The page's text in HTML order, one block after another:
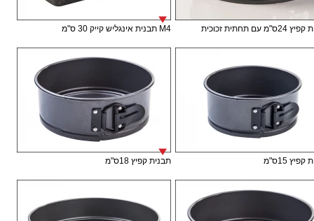
עם תחתית זכוכית M4 תבנית אינגליש קייק 30 ס"מ
15ס"מ תבנית קפיץ 18ס"מ